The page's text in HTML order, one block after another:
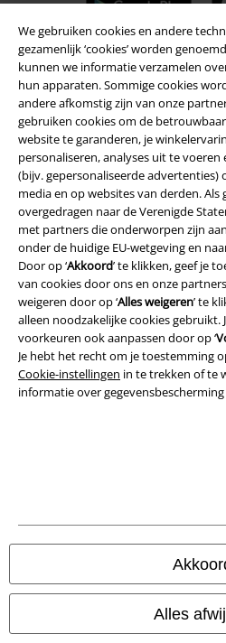
We gebruiken cookies en andere
gezamenlijk ‘cookies’ worden
kunnen we informatie verzamelen
hun apparaten. Sommige cookies
andere afkomstig zijn van onze
gebruiken cookies om de
website te garanderen, je
personaliseren, analyses uit te
(bijv. gepersonaliseerde advertenties)
media en op websites van derden. Als
overgedragen naar de Verenigde
met partners die onderworpen zijn
onder de huidige EU-wetgeving en
Door op ‘Akkoord’ te klikken, geef je
van cookies door ons en onze
weigeren door op ‘Alles weigeren’ te
alleen noodzakelijke cookies gebruikt.
voorkeuren ook aanpassen door op ‘
Je hebt het recht om je toestemming
Cookie-instellingen in te trekken of te
informatie over
Alles
A Warner Music
Bedrijfsgegevens
Privacyverklaring